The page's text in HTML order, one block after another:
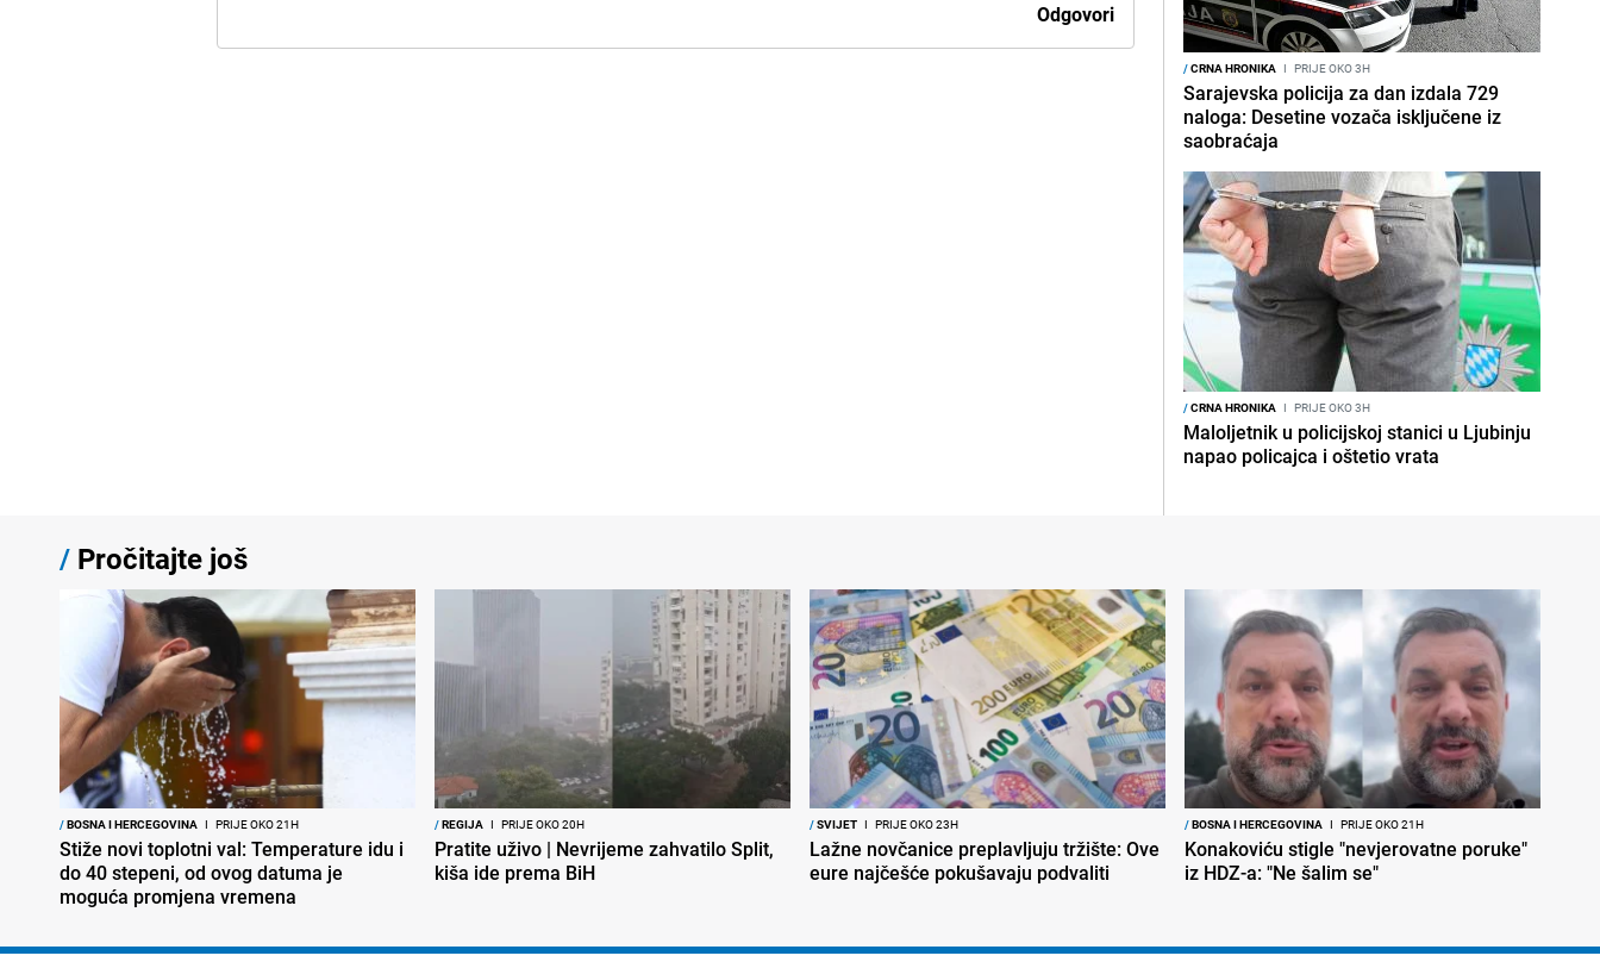
Odgovori
/CRNA HRONIKA I PRIJE OKO 3H
Sarajevska policija za dan izdala 729
naloga: Desetine vozača isključene iz
saobraćaja
/CRNA HRONIKA I PRIJE OKO 3H
Maloljetnik u policijskoj stanici u Ljubinju
napao policajca i oštetio vrata
/ Pročitajte još
/BOSNA I HERCEGOVINA I PRIJE OKO 21H
Stiže novi toplotni val: Temperature idu i
do 40 stepeni, od ovog datuma je
moguća promjena vremena
/REGIJA I PRIJE OKO 20H
Pratite uživo | Nevrijeme zahvatilo Split,
kiša ide prema BiH
/SVIJET I PRIJE OKO 23H
Lažne novčanice preplavljuju tržište: Ove
eure najčešće pokušavaju podvaliti
/BOSNA I HERCEGOVINA I PRIJE OKO 21H
Konakoviću stigle "nevjerovatne poruke"
iz HDZ-a: "Ne šalim se"